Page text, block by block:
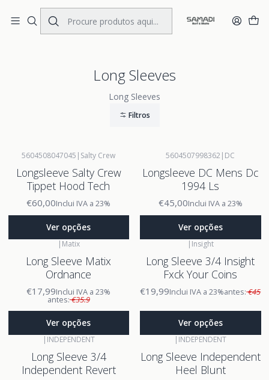
Portes Gratis Portugal e Espanha
Início MENS CLOTHING Long Sleeves
Long Sleeves
Long Sleeves
Filtros
5604508047045 | Salty Crew
Longsleeve Salty Crew
Tippet Hood Tech
€60,00Inclui IVA a 23%
Ver opções
5604507998362 | DC
Longsleeve DC Mens Dc
1994 Ls
€45,00Inclui IVA a 23%
Ver opções
| Matix
Long Sleeve Matix
Ordnance
€17,99Inclui IVA a 23%
antes:€35.9
Ver opções
| Insight
Long Sleeve 3/4 Insight
Fxck Your Coins
€19,99Inclui IVA a 23%antes:€45
Ver opções
| INDEPENDENT
Long Sleeve 3/4
Independent Revert
| INDEPENDENT
Long Sleeve Independent
Heel Blunt